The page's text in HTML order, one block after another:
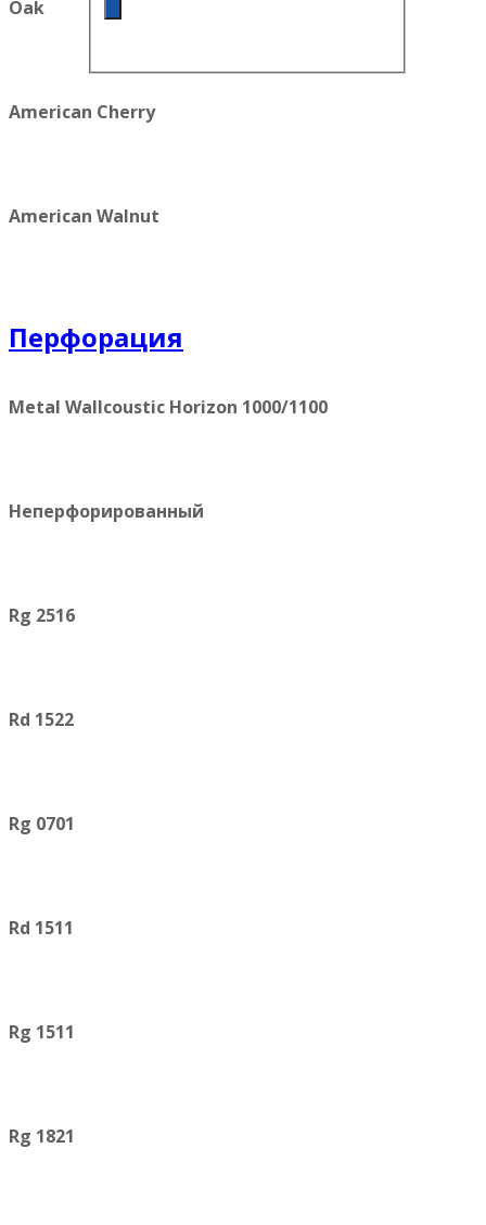
Oak
American Cherry
American Walnut
Перфорация
Metal Wallcoustic Horizon 1000/1100
Неперфорированный
Rg 2516
Rd 1522
Rg 0701
Rd 1511
Rg 1511
Rg 1821